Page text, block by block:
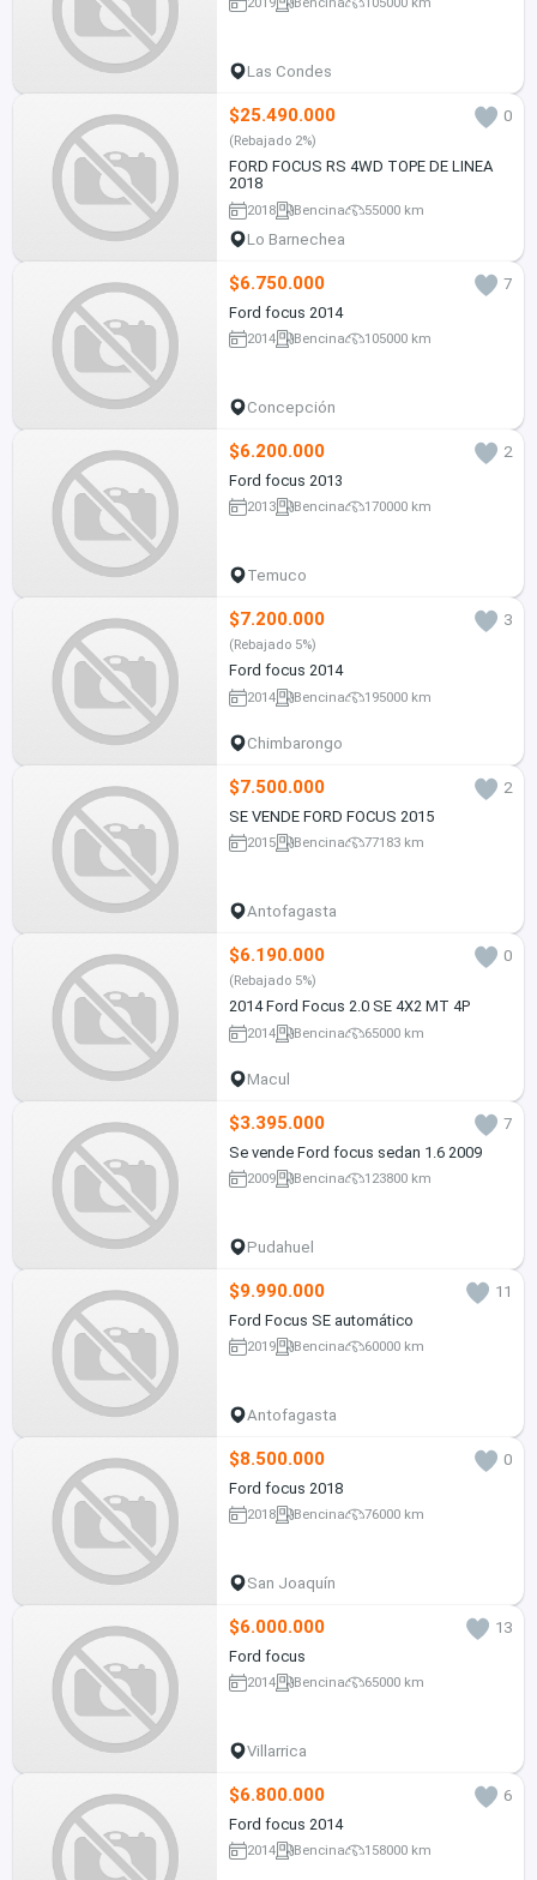
Las Condes
$25.490.000 0
(Rebajado 2%)
FORD FOCUS RS 4WD TOPE DE LINEA
2018
2018 Bencina 55000 km
Lo Barnechea
$6.750.000
7
Ford focus 2014
2014 Bencina 105000 km
Concepción
$6.200.000
2
Ford focus 2013
2013 Bencina 170000 km
Temuco
$7.200.000 3
(Rebajado 5%)
Ford focus 2014
2014 Bencina 195000 km
Chimbarongo
$7.500.000
2
SE VENDE FORD FOCUS 2015
2015 Bencina 77183 km
Antofagasta
$6.190.000 0
(Rebajado 5%)
2014 Ford Focus 2.0 SE 4X2 MT 4P
2014 Bencina 65000 km
Macul
$3.395.000
7
Se vende Ford focus sedan 1.6 2009
2009 Bencina 123800 km
Pudahuel
$9.990.000
11
Ford Focus SE automático
2019 Bencina 60000 km
Antofagasta
$8.500.000
0
Ford focus 2018
2018 Bencina 76000 km
San Joaquín
$6.000.000
13
Ford focus
2014 Bencina 65000 km
Villarrica
$6.800.000
6
Ford focus 2014
2014 Bencina 158000 km